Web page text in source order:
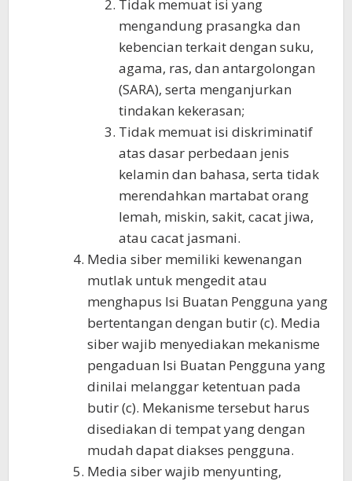
Tidak memuat isi yang
mengandung prasangka dan
kebencian terkait dengan suku,
agama, ras, dan antargolongan
(SARA), serta menganjurkan
tindakan kekerasan;
Tidak memuat isi diskriminatif
atas dasar perbedaan jenis
kelamin dan bahasa, serta tidak
merendahkan martabat orang
lemah, miskin, sakit, cacat jiwa,
atau cacat jasmani.
Media siber memiliki kewenangan
mutlak untuk mengedit atau
menghapus Isi Buatan Pengguna yang
bertentangan dengan butir (c). Media
siber wajib menyediakan mekanisme
pengaduan Isi Buatan Pengguna yang
dinilai melanggar ketentuan pada
butir (c). Mekanisme tersebut harus
disediakan di tempat yang dengan
mudah dapat diakses pengguna.
Media siber wajib menyunting,